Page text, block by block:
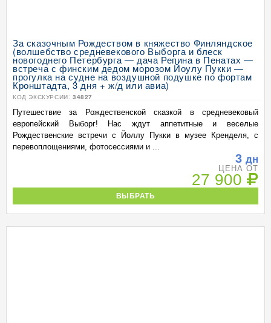
За сказочным Рождеством в княжество Финляндское
(волшебство средневекового Выборга и блеск
новогоднего Петербурга — дача Репина в Пенатах —
встреча с финским дедом морозом Йоулу Пукки —
прогулка на судне на воздушной подушке по фортам
Кронштадта, 3 дня + ж/д или авиа)
КОД ЭКСКУРСИИ: 34827
Путешествие за Рождественской сказкой в средневековый
европейский Выборг! Нас ждут аппетитные и веселые
Рождественские встречи с Йоллу Пукки в музее Кренделя, с
перевоплощениями, фотосессиями и ...
3 дн
ЦЕНА ОТ
27 900
ВЫБРАТЬ